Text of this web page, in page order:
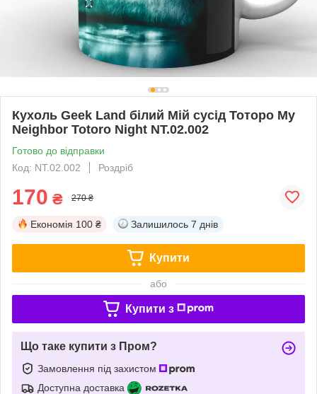
Кухоль Geek Land білий Мій сусід Тоторо My
Neighbor Totoro Night NT.02.002
Готово до відправки
Код: NT.02.002
Роздріб
170 ₴ 270 ₴
Економія 100 ₴ Залишилось 7 днів
Купити
або
Купити з
Що таке купити з Пром?
Замовлення під захистом
Доступна доставка